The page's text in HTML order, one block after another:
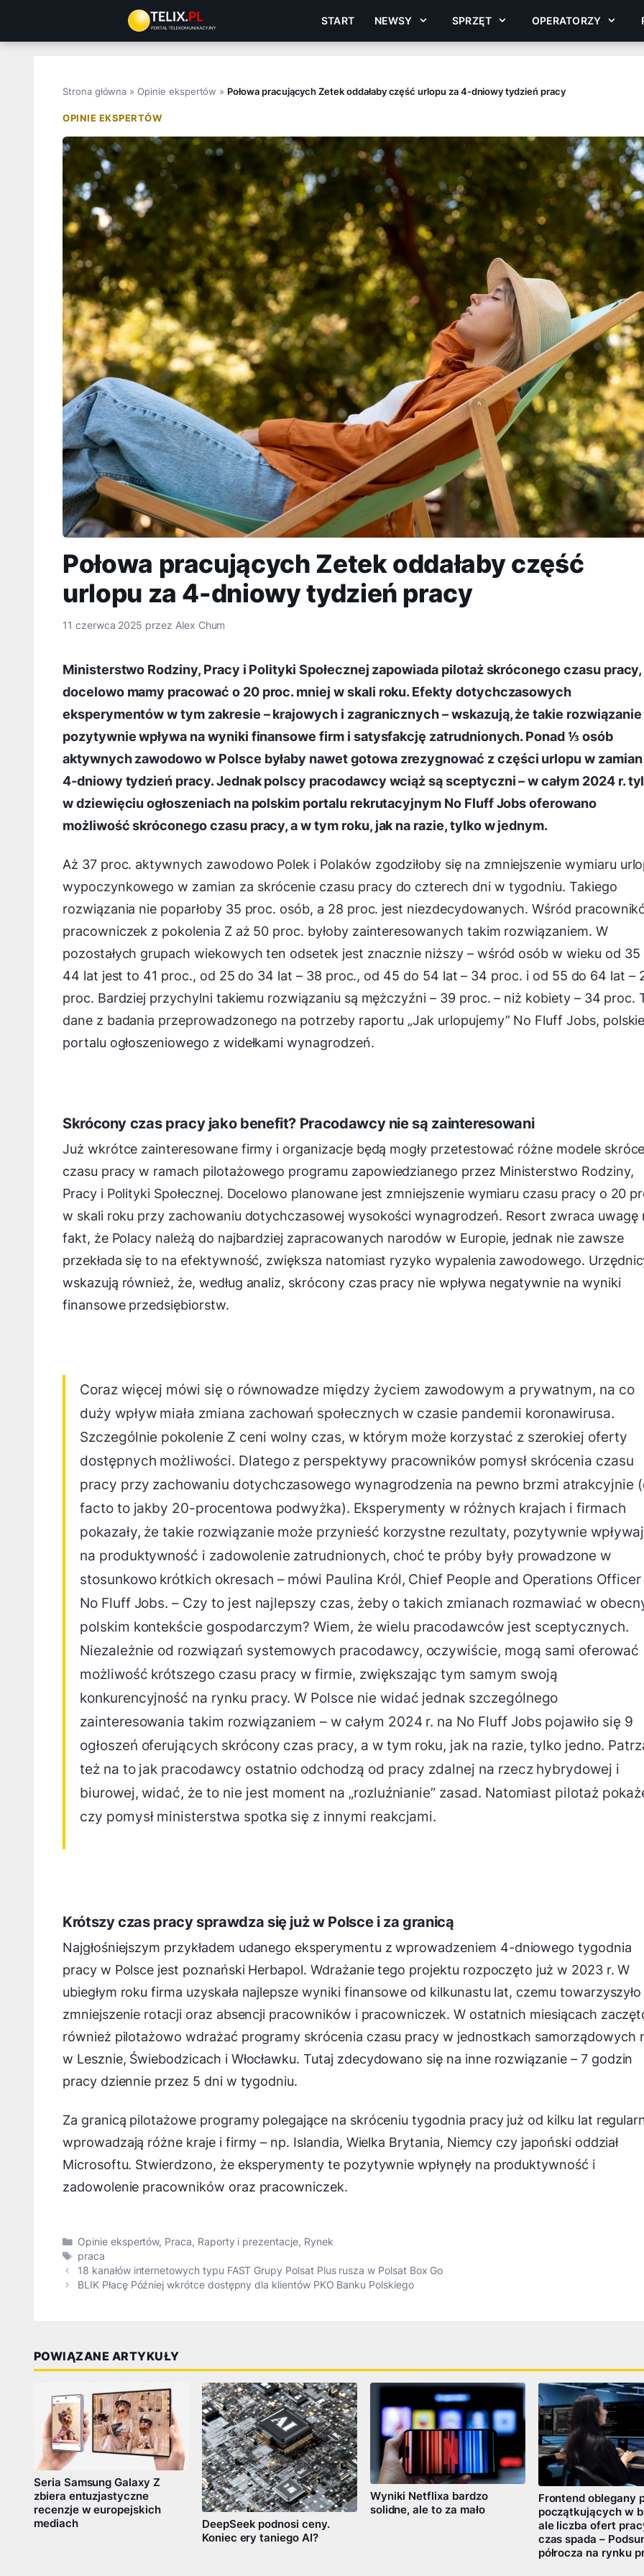
treści
START NEWSY SPRZĘT OPERATORZY
Strona główna »Opinie ekspertów » Połowa pracujących Zetek oddałaby część urlopu za 4-dniowy tydzień pracy
OPINIE EKSPERTÓW
Połowa pracujących Zetek oddałaby część
urlopu za 4-dniowy tydzień pracy
11 czerwca 2025 przez Alex Chum
Ministerstwo Rodziny, Pracy i Polityki Społecznej zapowiada pilotaż skróconego czasu pracy,
docelowo mamy pracować o 20 proc. mniej w skali roku. Efekty dotychczasowych
eksperymentów w tym zakresie – krajowych i zagranicznych – wskazują, że takie rozwiązanie
pozytywnie wpływa na wyniki finansowe firm i satysfakcję zatrudnionych. Ponad ⅓ osób
aktywnych zawodowo w Polsce byłaby nawet gotowa zrezygnować z części urlopu w zamian
4-dniowy tydzień pracy. Jednak polscy pracodawcy wciąż są sceptyczni – w całym 2024 r.
w dziewięciu ogłoszeniach na polskim portalu rekrutacyjnym No Fluff Jobs oferowano
możliwość skróconego czasu pracy, a w tym roku, jak na razie, tylko w jednym.
Aż 37 proc. aktywnych zawodowo Polek i Polaków zgodziłoby się na zmniejszenie wymiaru
wypoczynkowego w zamian za skrócenie czasu pracy do czterech dni w tygodniu. Takiego
rozwiązania nie poparłoby 35 proc. osób, a 28 proc. jest niezdecydowanych. Wśród
pracowniczek z pokolenia Z aż 50 proc. byłoby zainteresowanych takim rozwiązaniem. W
pozostałych grupach wiekowych ten odsetek jest znacznie niższy – wśród osób w wieku od 35
44 lat jest to 41 proc., od 25 do 34 lat – 38 proc., od 45 do 54 lat – 34 proc. i od 55 do 64 lat –
proc. Bardziej przychylni takiemu rozwiązaniu są mężczyźni – 39 proc. – niż kobiety – 34 proc.
dane z badania przeprowadzonego na potrzeby raportu „Jak urlopujemy” No Fluff Jobs,
portalu ogłoszeniowego z widełkami wynagrodzeń.
Skrócony czas pracy jako benefit? Pracodawcy nie są zainteresowani
Już wkrótce zainteresowane firmy i organizacje będą mogły przetestować różne modele
czasu pracy w ramach pilotażowego programu zapowiedzianego przez Ministerstwo Rodziny,
Pracy i Polityki Społecznej. Docelowo planowane jest zmniejszenie wymiaru czasu pracy o 20
w skali roku przy zachowaniu dotychczasowej wysokości wynagrodzeń. Resort zwraca uwagę
fakt, że Polacy należą do najbardziej zapracowanych narodów w Europie, jednak nie zawsze
przekłada się to na efektywność, zwiększa natomiast ryzyko wypalenia zawodowego.
wskazują również, że, według analiz, skrócony czas pracy nie wpływa negatywnie na wyniki
finansowe przedsiębiorstw.
Coraz więcej mówi się o równowadze między życiem zawodowym a prywatnym, na co
duży wpływ miała zmiana zachowań społecznych w czasie pandemii koronawirusa.
Szczególnie pokolenie Z ceni wolny czas, w którym może korzystać z szerokiej oferty
dostępnych możliwości. Dlatego z perspektywy pracowników pomysł skrócenia czasu
pracy przy zachowaniu dotychczasowego wynagrodzenia na pewno brzmi atrakcyjnie
facto to jakby 20-procentowa podwyżka). Eksperymenty w różnych krajach i firmach
pokazały, że takie rozwiązanie może przynieść korzystne rezultaty, pozytywnie
na produktywność i zadowolenie zatrudnionych, choć te próby były prowadzone w
stosunkowo krótkich okresach – mówi Paulina Król, Chief People and Operations Officer
No Fluff Jobs. – Czy to jest najlepszy czas, żeby o takich zmianach rozmawiać w
polskim kontekście gospodarczym? Wiem, że wielu pracodawców jest sceptycznych.
Niezależnie od rozwiązań systemowych pracodawcy, oczywiście, mogą sami oferować
możliwość krótszego czasu pracy w firmie, zwiększając tym samym swoją
konkurencyjność na rynku pracy. W Polsce nie widać jednak szczególnego
zainteresowania takim rozwiązaniem – w całym 2024 r. na No Fluff Jobs pojawiło się 9
ogłoszeń oferujących skrócony czas pracy, a w tym roku, jak na razie, tylko jedno.
też na to jak pracodawcy ostatnio odchodzą od pracy zdalnej na rzecz hybrydowej i
biurowej, widać, że to nie jest moment na „rozluźnianie” zasad. Natomiast pilotaż
czy pomysł ministerstwa spotka się z innymi reakcjami.
Krótszy czas pracy sprawdza się już w Polsce i za granicą
Najgłośniejszym przykładem udanego eksperymentu z wprowadzeniem 4-dniowego tygodnia
pracy w Polsce jest poznański Herbapol. Wdrażanie tego projektu rozpoczęto już w 2023 r. W
ubiegłym roku firma uzyskała najlepsze wyniki finansowe od kilkunastu lat, czemu towarzyszyło
zmniejszenie rotacji oraz absencji pracowników i pracowniczek. W ostatnich miesiącach
również pilotażowo wdrażać programy skrócenia czasu pracy w jednostkach samorządowych
w Lesznie, Świebodzicach i Włocławku. Tutaj zdecydowano się na inne rozwiązanie – 7 godzin
pracy dziennie przez 5 dni w tygodniu.
Za granicą pilotażowe programy polegające na skróceniu tygodnia pracy już od kilku lat
wprowadzają różne kraje i firmy – np. Islandia, Wielka Brytania, Niemcy czy japoński oddział
Microsoftu. Stwierdzono, że eksperymenty te pozytywnie wpłynęły na produktywność i
zadowolenie pracowników oraz pracowniczek.
Kategorie
Opinie ekspertów, Praca, Raporty i prezentacje, Rynek
Tagi
praca
18 kanałów internetowych typu FAST Grupy Polsat Plus rusza w Polsat Box Go
BLIK Płacę Później wkrótce dostępny dla klientów PKO Banku Polskiego
POWIĄZANE ARTYKUŁY
Seria Samsung Galaxy Z
zbiera entuzjastyczne
recenzje w europejskich
mediach
DeepSeek podnosi ceny.
Koniec ery taniego AI?
Wyniki Netflixa bardzo
solidne, ale to za mało
Frontend oblegany
początkujących w
ale liczba ofert
czas spada –
półrocza na rynku